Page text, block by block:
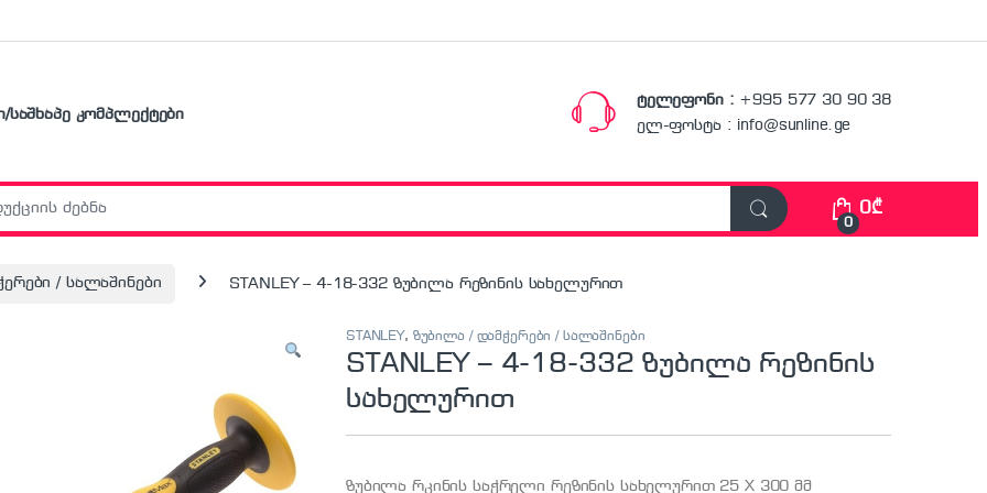
საშხაპე კომპლექტები
ტელეფონი : +995 577 30 90 38
ელ-ფოსტა : info@sunline.ge
0
0₾
/ სალაშინები STANLEY – 4-18-332 ზუბილა რეზინის სახელურით
STANLEY, ზუბილა / დამჭერები / სალაშინები
STANLEY – 4-18-332 ზუბილა რეზინის
სახელურით
ზუბილა რკინის საჭრელი რეზინის სახელურით 25 X 300 მმ